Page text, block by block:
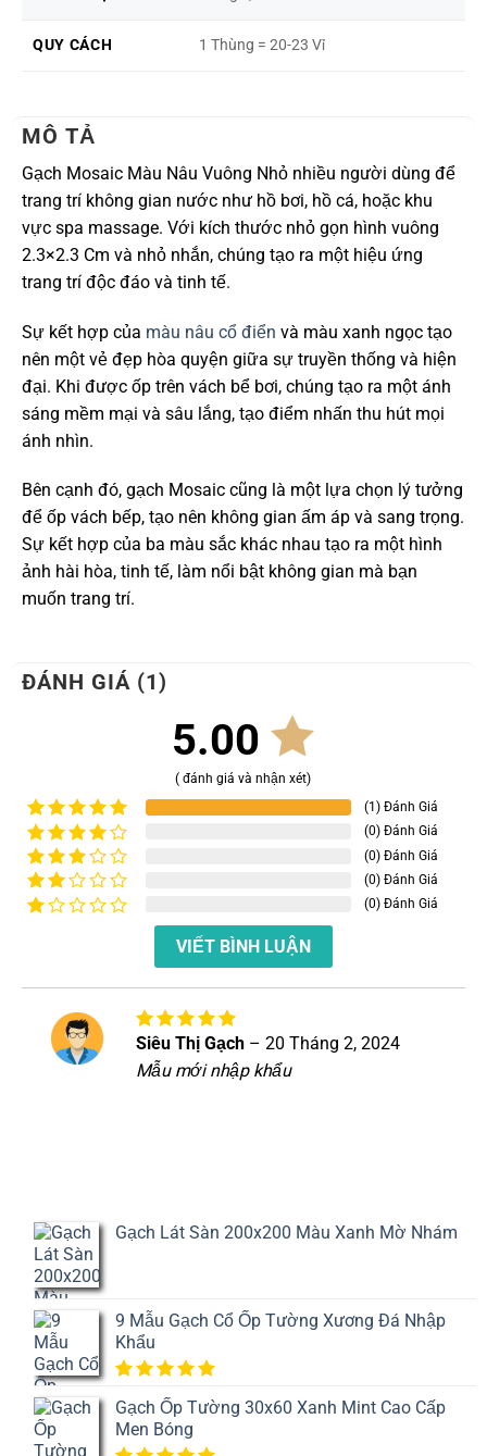
QUY CÁCH 1 Thùng = 20-23 Vỉ
MÔ TẢ
Gạch Mosaic Màu Nâu Vuông Nhỏ nhiều người dùng để
trang trí không gian nước như hồ bơi, hồ cá, hoặc khu
vực spa massage. Với kích thước nhỏ gọn hình vuông
2.3×2.3 Cm và nhỏ nhắn, chúng tạo ra một hiệu ứng
trang trí độc đáo và tinh tế.
Sự kết hợp của màu nâu cổ điển và màu xanh ngọc tạo
nên một vẻ đẹp hòa quyện giữa sự truyền thống và hiện
đại. Khi được ốp trên vách bể bơi, chúng tạo ra một ánh
sáng mềm mại và sâu lắng, tạo điểm nhấn thu hút mọi
ánh nhìn.
Bên cạnh đó, gạch Mosaic cũng là một lựa chọn lý tưởng
để ốp vách bếp, tạo nên không gian ấm áp và sang trọng.
Sự kết hợp của ba màu sắc khác nhau tạo ra một hình
ảnh hài hòa, tinh tế, làm nổi bật không gian mà bạn
muốn trang trí.
ĐÁNH GIÁ (1)
5.00
( đánh giá và nhận xét)
Được xếp
hạng55
sao
(1) Đánh Giá
Được
xếp
hạng 4
5 sao
(0) Đánh Giá
Được
xếp
hạng
(0) Đánh Giá
Được
(0) Đánh Giá
sao
(0) Đánh Giá
VIẾT BÌNH LUẬN
Được xếp
hạng 55
sao
Siêu Thị Gạch – 20 Tháng 2, 2024
Mẫu mới nhập khẩu
Gạch Lát Sàn 200x200 Màu Xanh Mờ Nhám
9 Mẫu Gạch Cổ Ốp Tường Xương Đá Nhập
Khẩu
trên
5 dựa
trênđánh
giá
Gạch Ốp Tường 30x60 Xanh Mint Cao Cấp
Men Bóng